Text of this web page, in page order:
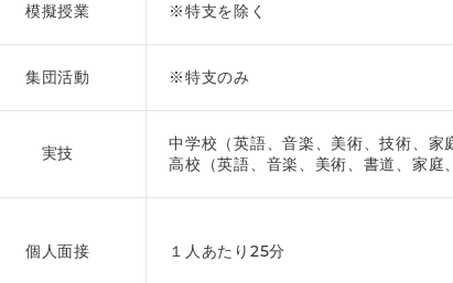
模擬授業 ※特支を除く
集団活動 ※特支のみ
実技
中学校（英語、音楽、美術、技術、家
高校（英語、音楽、美術、書道、家庭
個人面接 １人あたり25分